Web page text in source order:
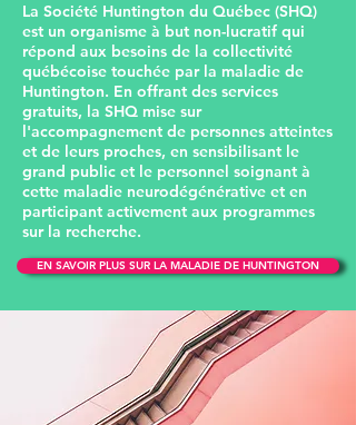
La Société Huntington du Québec (SHQ)
est un organisme à but non-lucratif qui
répond aux besoins de la collectivité
québécoise touchée par la maladie de
Huntington. En offrant des services
gratuits, la SHQ mise sur
l'accompagnement de personnes atteintes
et de leurs proches, en sensibilisant le
grand public et le personnel soignant à
cette maladie neurodégénérative et en
participant activement aux programmes
sur la recherche.
EN SAVOIR PLUS SUR LA MALADIE DE HUNTINGTON